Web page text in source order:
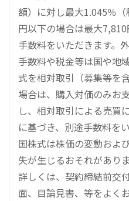
額）に対し最大1.045％
円以下の場合は最大
手数料をいただきます。
手数料や税金等は国や地
式を相対取引（募集等を
場合は、購入対価のみお
し、相対取引による売買
に基づき、別途手数料を
国株式は株価の変動およ
失が生じるおそれがありま
詳しくは、契約締結前交
面、目論見書、等をよく